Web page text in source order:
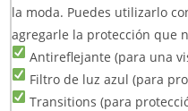
la moda. Puedes utilizarlo
agregarle la protección que
Antireflejante (para una
Filtro de luz azul (para
Transitions (para